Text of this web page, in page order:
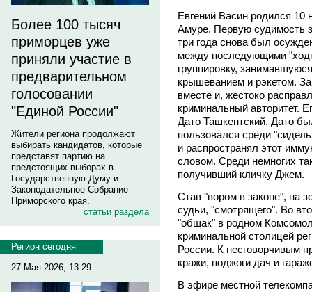
Более 100 тысяч
приморцев уже
приняли участие в
предварительном
голосовании
"Единой России"
Жители региона продолжают
выбирать кандидатов, которые
представят партию на
предстоящих выборах в
Государственную Думу и
Законодательное Собрание
Приморского края.
статьи раздела
Регион сегодня
27 Мая 2026, 13:29
Евгений Васин родился 10
Амуре. Первую судимость
три года снова был
между последующими
группировку,
крышеванием и рэкетом.
вместе и, жестоко
криминальный авторитет.
Дато Ташкентский. Дато
пользовался среди
и распространял этот
словом. Среди немногих
получивший кличку Джем.
Став "вором в законе", на
судьи, "смотрящего". Во
"общак" в родном
криминальной столицей
России. К несговорчивым
кражи, поджоги дач и
В эфире местной